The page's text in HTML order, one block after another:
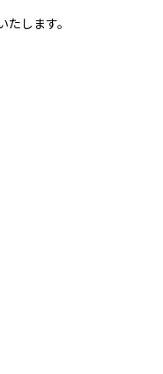
します。